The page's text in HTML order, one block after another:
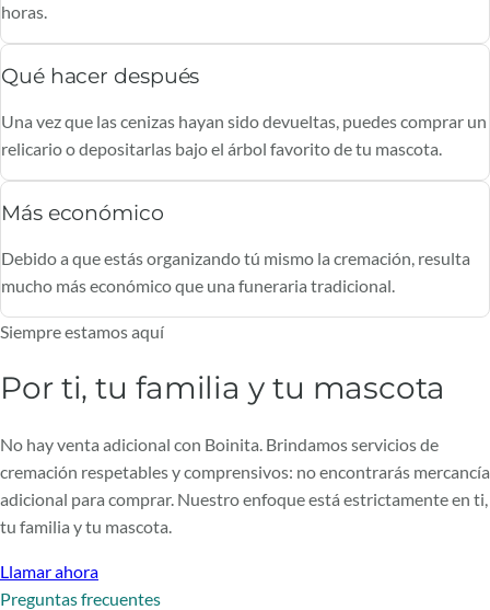
horas.
Qué hacer después
Una vez que las cenizas hayan sido devueltas, puedes comprar un
relicario o depositarlas bajo el árbol favorito de tu mascota.
Más económico
Debido a que estás organizando tú mismo la cremación, resulta
mucho más económico que una funeraria tradicional.
Siempre estamos aquí
Por ti, tu familia y tu mascota
No hay venta adicional con Boinita. Brindamos servicios de
cremación respetables y comprensivos: no encontrarás mercancía
adicional para comprar. Nuestro enfoque está estrictamente en ti,
tu familia y tu mascota.
Llamar ahora
Preguntas frecuentes